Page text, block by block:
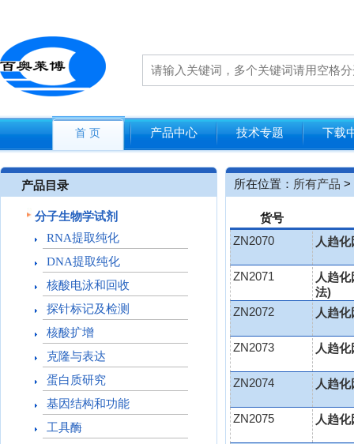
首 页 产品中心 技术专题 下载
产品目录
分子生物学试剂
RNA提取纯化
DNA提取纯化
核酸电泳和回收
探针标记及检测
核酸扩增
克隆与表达
蛋白质研究
基因结构和功能
工具酶
所在位置： 所有产品 >
货号
ZN2070
人趋
ZN2071
人趋
法)
ZN2072
人趋
ZN2073 人趋
ZN2074 人趋
ZN2075 人趋